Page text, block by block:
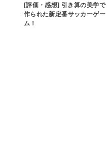
[評価・感想] 引き算の美学で
作られた新定番サッカーゲー
ム！